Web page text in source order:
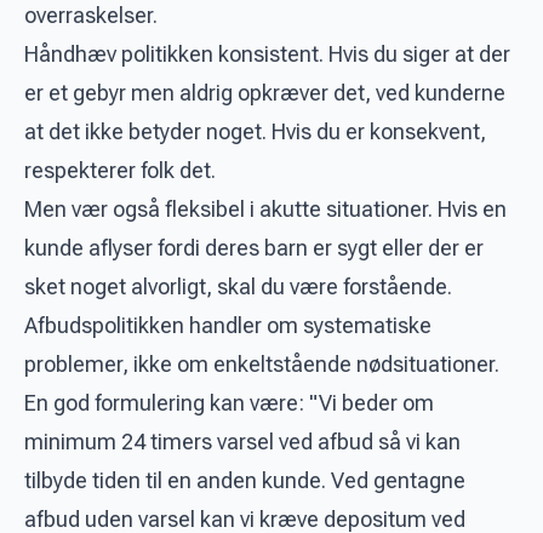
overraskelser.
Håndhæv politikken konsistent. Hvis du siger at der
er et gebyr men aldrig opkræver det, ved kunderne
at det ikke betyder noget. Hvis du er konsekvent,
respekterer folk det.
Men vær også fleksibel i akutte situationer. Hvis en
kunde aflyser fordi deres barn er sygt eller der er
sket noget alvorligt, skal du være forstående.
Afbudspolitikken handler om systematiske
problemer, ikke om enkeltstående nødsituationer.
En god formulering kan være: "Vi beder om
minimum 24 timers varsel ved afbud så vi kan
tilbyde tiden til en anden kunde. Ved gentagne
afbud uden varsel kan vi kræve depositum ved